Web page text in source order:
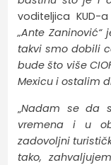
voditeljica KUD-a
„Ante
takvi smo dobili
bude što više
Mexicu i ostalim
„Nadam se da
vremena i u
zadovoljni
tako,